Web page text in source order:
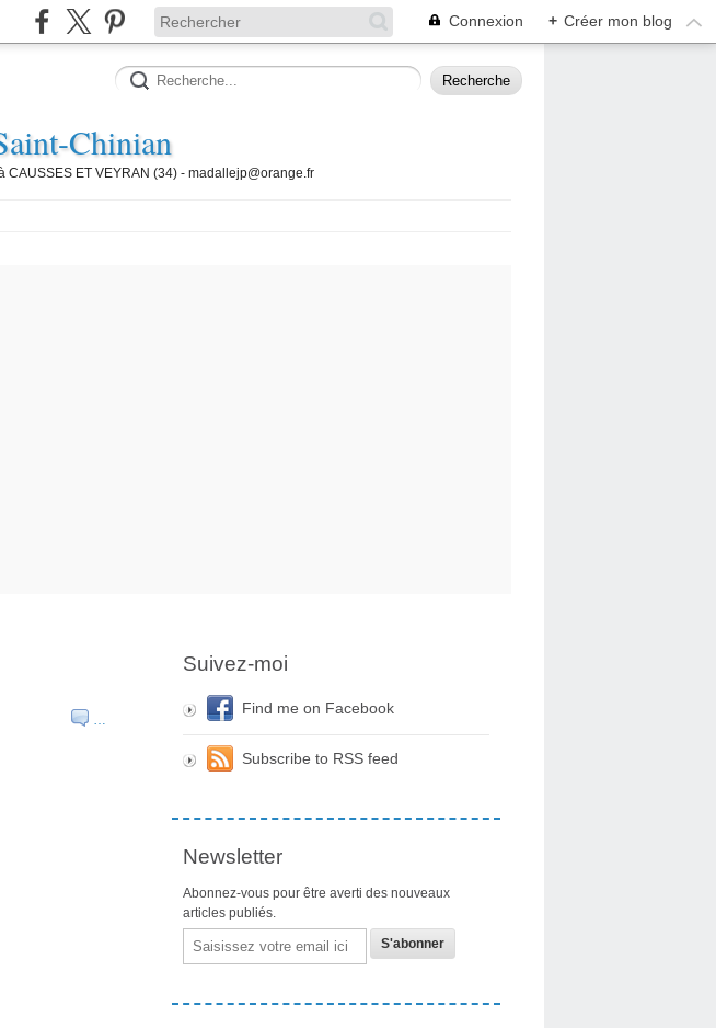
Connexion + Créer mon blog
Chinian
ET VEYRAN (34) - madallejp@orange.fr
…
Suivez-moi
Find me on Facebook
Subscribe to RSS feed
Newsletter
Abonnez-vous pour être averti des nouveaux
articles publiés.
Email